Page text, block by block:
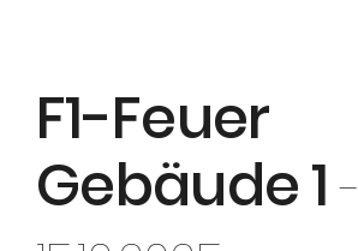
F1-Feuer
Gebäude 1-